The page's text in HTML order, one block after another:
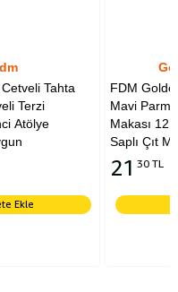
FDM Golden Eagle TC-801
Mavi Parmaklı İplik Temizleme
Makası 12 cm Yaylı Plastik
Saplı Çıt Makas
Sepete Ekle